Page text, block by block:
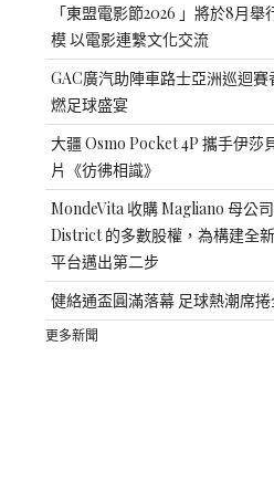
「東盟電影節2026 」將於8月舉
模 以電影連繫文化交流
GAC廣汽助陣車路士亞洲巡迴賽
燃足球盛宴
大疆 Osmo Pocket 4P 攜手伊莎
片《彷彿相識》
MondeVita 收購 Magliano 母公
District 的多數股權，為構建全
平台邁出第二步
健絡通盃圓滿落幕 足球熱潮席
更多新聞